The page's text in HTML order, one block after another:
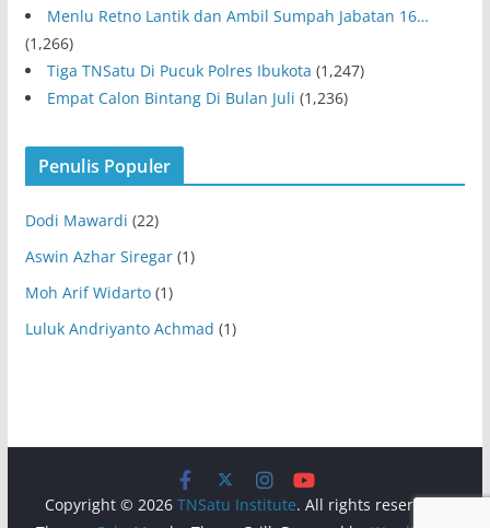
Menlu Retno Lantik dan Ambil Sumpah Jabatan 16…
(1,266)
Tiga TNSatu Di Pucuk Polres Ibukota (1,247)
Empat Calon Bintang Di Bulan Juli (1,236)
Penulis Populer
Dodi Mawardi (22)
Aswin Azhar Siregar(1)
Moh Arif Widarto(1)
Luluk Andriyanto Achmad (1)
Copyright © 2026TNSatu Institute. All rights reserved.